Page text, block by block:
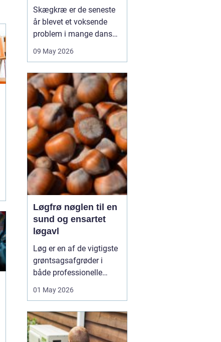
Skægkræ er de seneste
år blevet et voksende
problem i mange danske
undtagelse. De små,
dukker ofte op i nye
boliger, renoverede
lejligheder og
parcelhuse, hvor de
langsomt breder sig fra
rum til rum. Mang...
09 May 2026
Løgfrø nøglen til en
sund og ensartet
løgavl
Løg er en af de vigtigste
grøntsagsafgrøder i
både professionelle
landbrugsproduktioner.
starter med kvaliteten af
Løgfrø, og små forskelle
01 May 2026